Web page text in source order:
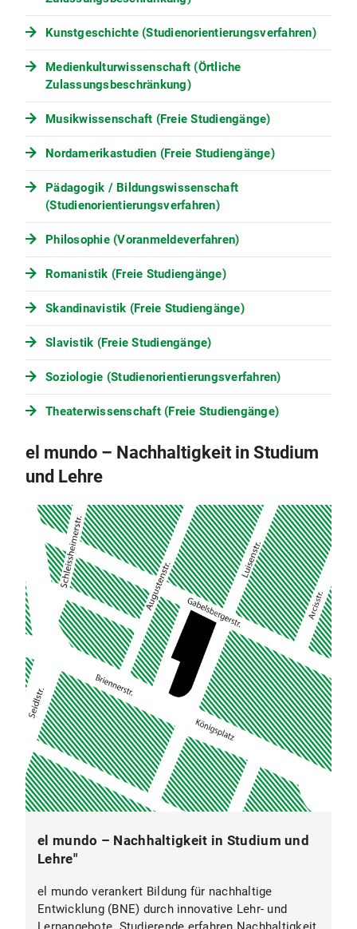
Kunstgeschichte (Studienorientierungsverfahren)
Medienkulturwissenschaft (Örtliche
Zulassungsbeschränkung)
Musikwissenschaft (Freie Studiengänge)
Nordamerikastudien (Freie Studiengänge)
Pädagogik / Bildungswissenschaft
(Studienorientierungsverfahren)
Philosophie (Voranmeldeverfahren)
Romanistik (Freie Studiengänge)
Skandinavistik (Freie Studiengänge)
Slavistik (Freie Studiengänge)
Soziologie (Studienorientierungsverfahren)
Theaterwissenschaft (Freie Studiengänge)
el mundo – Nachhaltigkeit in Studium
und Lehre
el mundo – Nachhaltigkeit in Studium und
Lehre"
el mundo verankert Bildung für nachhaltige
Entwicklung (BNE) durch innovative Lehr- und